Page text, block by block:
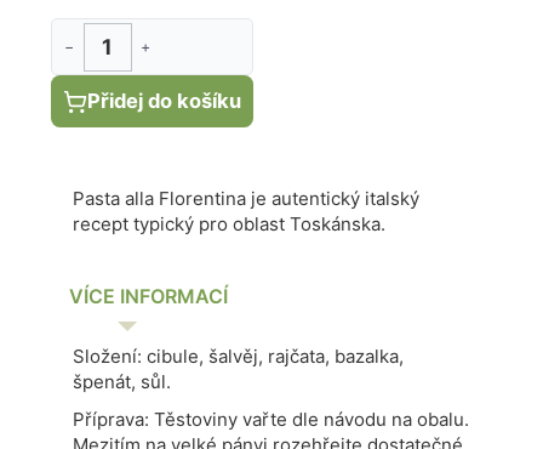
− +
Přidej do košíku
Pasta alla Florentina je autentický italský
recept typický pro oblast Toskánska.
VÍCE INFORMACÍ
Složení: cibule, šalvěj, rajčata, bazalka,
špenát, sůl.
Příprava: Těstoviny vařte dle návodu na obalu.